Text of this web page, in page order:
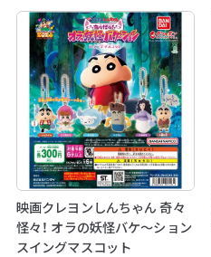
映画クレヨンしんちゃん 奇々
怪々！ オラの妖怪バケ～ション
スイングマスコット